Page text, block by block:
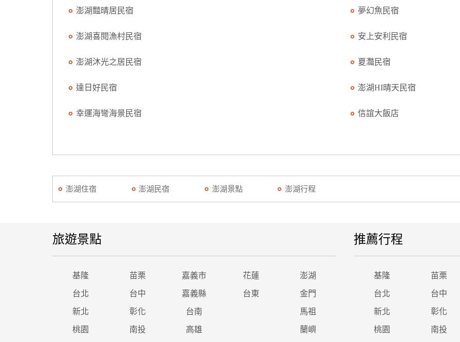
澎湖豔晴居民宿 夢幻魚民宿
澎湖喜閱漁村民宿 安上安利民宿
澎湖沐光之居民宿 夏灩民宿
達日好民宿 澎湖HI晴天民宿
幸運海彎海景民宿 信誼大飯店
澎湖住宿 澎湖民宿 澎湖景點 澎湖行程
旅遊景點
基隆 苗栗 嘉義市 花蓮 澎湖
台北 台中 嘉義縣 台東 金門
新北 彰化 台南 馬祖
桃園 南投 高雄 蘭嶼
推薦行程
基隆 苗栗
台北 台中
新北 彰化
桃園 南投